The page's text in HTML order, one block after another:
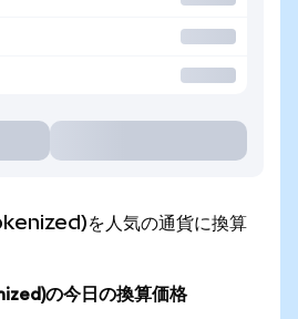
を人気の通貨に換算
の今日の換算価格